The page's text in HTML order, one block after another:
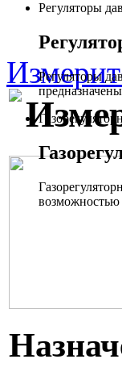
Регуляторы
Регуляторы
возможностью